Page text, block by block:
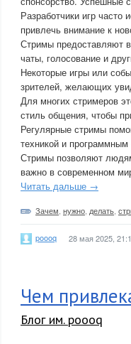
Разработчики игр
привлечь внимание к
Стримы предоставляют
чаты, голосование и
Некоторые игры или
зрителей, желающих
Для многих стримеров
стиль общения, чтобы
Регулярные стримы
техникой и
Стримы позволяют
важно в современном
Читать дальше →
Зачем нужно делать
poooq 28 мая 2025,
Чем
Блог им. poooq